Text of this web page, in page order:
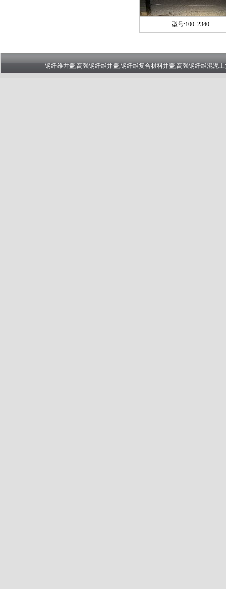
型号:100_2340
钢纤维井盖,高强钢纤维井盖,钢纤维复合材料井盖,高强钢纤维混泥